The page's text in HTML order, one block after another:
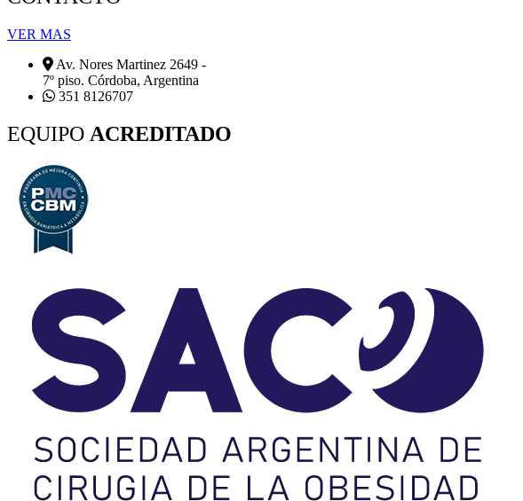
VER MAS
Av. Nores Martinez 2649 -
7º piso. Córdoba, Argentina
351 8126707
EQUIPO ACREDITADO